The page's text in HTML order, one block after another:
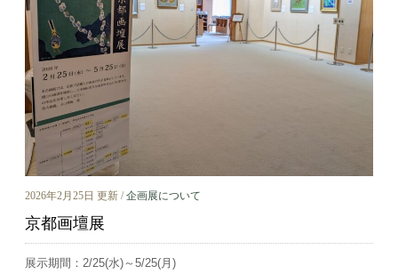
2026年2月25日 更新 /企画展について
京都画壇展
展示期間：2/25(水)～5/25(月)